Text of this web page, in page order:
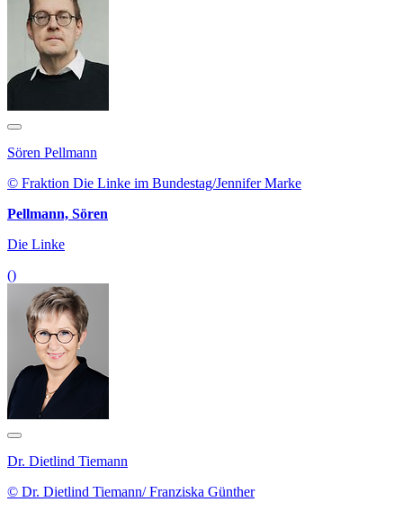
Sören Pellmann
© Fraktion Die Linke im Bundestag/Jennifer Marke
Pellmann, Sören
Die Linke
()
Dr. Dietlind Tiemann
© Dr. Dietlind Tiemann/ Franziska Günther